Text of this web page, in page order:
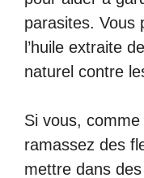
parasites. Vous
l’huile extraite
naturel contre
Si vous,
ramassez des
mettre dans